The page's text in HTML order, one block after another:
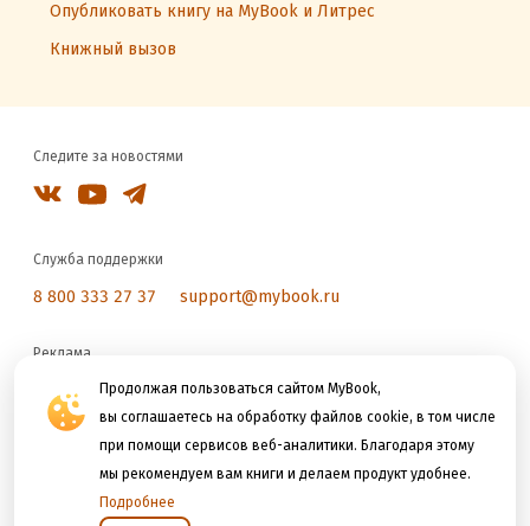
Продолжая пользоваться сайтом MyBook,
вы соглашаетесь на обработку файлов cookie, в том числе
при помощи сервисов веб-аналитики. Благодаря этому
мы рекомендуем вам книги и делаем продукт удобнее.
Подробнее
Опубликовать книгу на MyBook и Литрес
Книжный вызов
Следите за новостями
Служба поддержки
8 800 333 27 37 support@mybook.ru
Реклама
reklama@litres.ru
Мы принимаем к оплате